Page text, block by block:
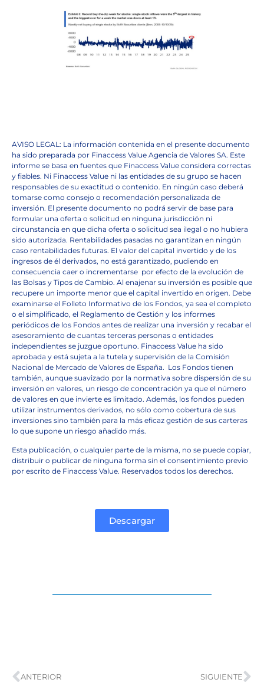
AVISO LEGAL: La información contenida en el presente documento
ha sido preparada por Finaccess Value Agencia de Valores SA. Este
informe se basa en fuentes que Finaccess Value considera correctas
y fiables. Ni Finaccess Value ni las entidades de su grupo se hacen
responsables de su exactitud o contenido. En ningún caso deberá
tomarse como consejo o recomendación personalizada de
inversión. El presente documento no podrá servir de base para
formular una oferta o solicitud en ninguna jurisdicción ni
circunstancia en que dicha oferta o solicitud sea ilegal o no hubiera
sido autorizada. Rentabilidades pasadas no garantizan en ningún
caso rentabilidades futuras. El valor del capital invertido y de los
ingresos de él derivados, no está garantizado, pudiendo en
consecuencia caer o incrementarse por efecto de la evolución de
las Bolsas y Tipos de Cambio. Al enajenar su inversión es posible que
recupere un importe menor que el capital invertido en origen. Debe
examinarse el Folleto Informativo de los Fondos, ya sea el completo
o el simplificado, el Reglamento de Gestión y los informes
periódicos de los Fondos antes de realizar una inversión y recabar el
asesoramiento de cuantas terceras personas o entidades
independientes se juzgue oportuno. Finaccess Value ha sido
aprobada y está sujeta a la tutela y supervisión de la Comisión
Nacional de Mercado de Valores de España. Los Fondos tienen
también, aunque suavizado por la normativa sobre dispersión de su
inversión en valores, un riesgo de concentración ya que el número
de valores en que invierte es limitado. Además, los fondos pueden
utilizar instrumentos derivados, no sólo como cobertura de sus
inversiones sino también para la más eficaz gestión de sus carteras
lo que supone un riesgo añadido más.
Esta publicación, o cualquier parte de la misma, no se puede copiar,
distribuir o publicar de ninguna forma sin el consentimiento previo
por escrito de Finaccess Value. Reservados todos los derechos.
Descargar
ANTERIOR SIGUIENTE